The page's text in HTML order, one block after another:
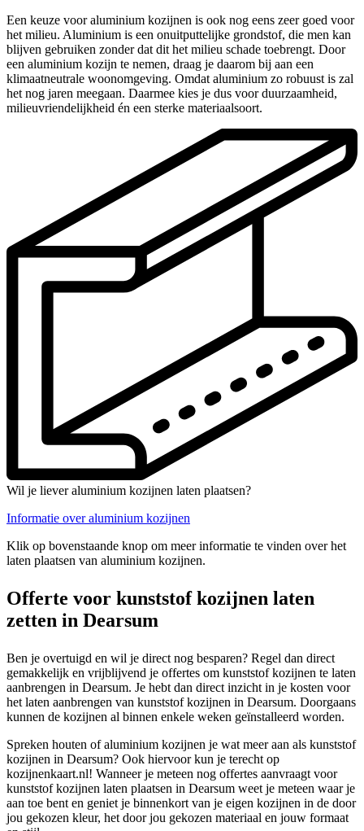
Een keuze voor aluminium kozijnen is ook nog eens zeer goed voor
het milieu. Aluminium is een onuitputtelijke grondstof, die men kan
blijven gebruiken zonder dat dit het milieu schade toebrengt. Door
een aluminium kozijn te nemen, draag je daarom bij aan een
klimaatneutrale woonomgeving. Omdat aluminium zo robuust is zal
het nog jaren meegaan. Daarmee kies je dus voor duurzaamheid,
milieuvriendelijkheid én een sterke materiaalsoort.
Wil je liever aluminium kozijnen laten plaatsen?
Informatie over aluminium kozijnen
Klik op bovenstaande knop om meer informatie te vinden over het
laten plaatsen van aluminium kozijnen.
Offerte voor kunststof kozijnen laten
zetten in Dearsum
Ben je overtuigd en wil je direct nog besparen? Regel dan direct
gemakkelijk en vrijblijvend je offertes om kunststof kozijnen te laten
aanbrengen in Dearsum. Je hebt dan direct inzicht in je kosten voor
het laten aanbrengen van kunststof kozijnen in Dearsum. Doorgaans
kunnen de kozijnen al binnen enkele weken geïnstalleerd worden.
Spreken houten of aluminium kozijnen je wat meer aan als kunststof
kozijnen in Dearsum? Ook hiervoor kun je terecht op
kozijnenkaart.nl! Wanneer je meteen nog offertes aanvraagt voor
kunststof kozijnen laten plaatsen in Dearsum weet je meteen waar je
aan toe bent en geniet je binnenkort van je eigen kozijnen in de door
jou gekozen kleur, het door jou gekozen materiaal en jouw formaat